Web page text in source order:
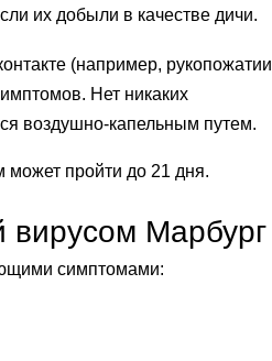
их добыли в качестве дичи.
(например, рукопожатии
Нет никаких
воздушно-капельным путем.
пройти до 21 дня.
Марбург
симптомами: